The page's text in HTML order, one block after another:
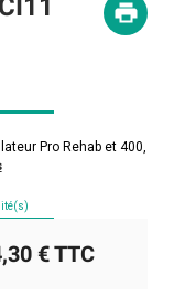
Pro Rehab et 400,
€TTC